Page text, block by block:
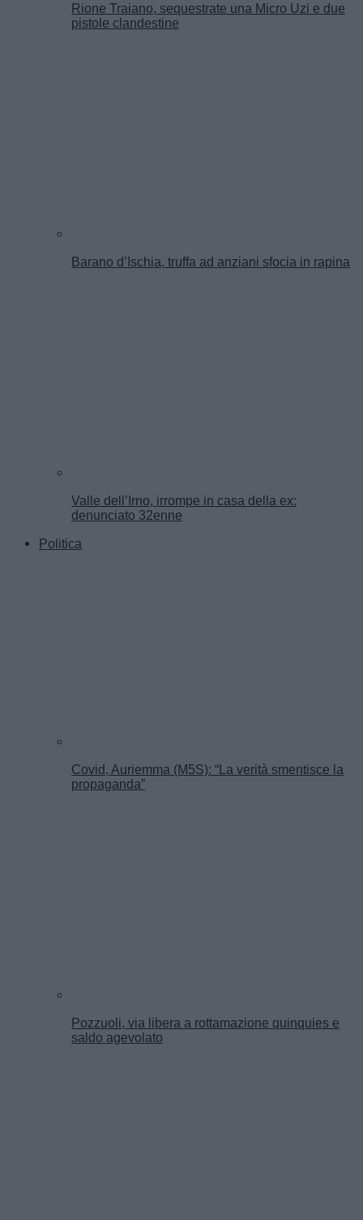
Rione Traiano, sequestrate una Micro Uzi e due
pistole clandestine
Barano d’Ischia, truffa ad anziani sfocia in rapina
Valle dell’Irno, irrompe in casa della ex:
denunciato 32enne
Politica
Covid, Auriemma (M5S): “La verità smentisce la
propaganda”
Pozzuoli, via libera a rottamazione quinquies e
saldo agevolato